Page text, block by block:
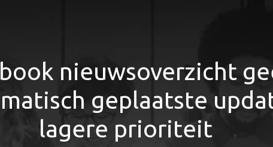
nieuwsoverzicht
geplaatste
lagere prioriteit